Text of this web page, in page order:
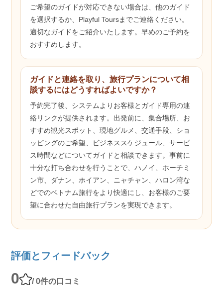
ご希望のガイドが対応できない場合は、他のガイド
を選択するか、Playful Toursまでご連絡ください。
適切なガイドをご紹介いたします。早めのご予約を
おすすめします。
ガイドと連絡を取り、旅行プランについて相
談するにはどうすればよいですか？
予約完了後、システムよりお客様とガイド専用の連
絡リンクが提供されます。出発前に、集合場所、お
すすめ観光スポット、現地グルメ、交通手段、ショ
ッピングのご希望、ビジネススケジュール、サービ
ス時間などについてガイドと相談できます。事前に
十分な打ち合わせを行うことで、ハノイ、ホーチミ
ン市、ダナン、ホイアン、ニャチャン、ハロン湾な
どでのベトナム旅行をより快適にし、お客様のご要
望に合わせた自由旅行プランを実現できます。
評価とフィードバック
0 / 0件の口コミ